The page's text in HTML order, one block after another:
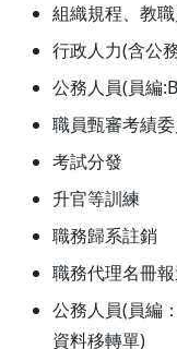
組織規程、教
行政人力(含公
公務人員(員編
職員甄審考績
考試分發
升官等訓練
職務歸系註銷
職務代理名冊
公務人員(員編
資料移轉單)